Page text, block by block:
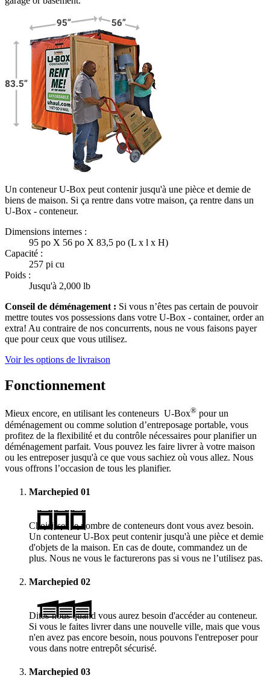
Un conteneur U-Box peut contenir jusqu'à une pièce et demie de
biens de maison. Si ça rentre dans votre maison, ça rentre dans un
U-Box - conteneur.
Dimensions internes :
95 po X 56 po X 83,5 po (L x l x H)
Capacité :
257 pi cu
Poids :
Jusqu'à 2,000 lb
Conseil de déménagement : Si vous n’êtes pas certain de pouvoir
mettre toutes vos possessions dans votre U-Box - container, order an
extra! Au contraire de nos concurrents, nous ne vous faisons payer
que pour ceux que vous utilisez.
Voir les options de livraison
Fonctionnement
Mieux encore, en utilisant les conteneurs U-Box® pour un
déménagement ou comme solution d’entreposage portable, vous
profitez de la flexibilité et du contrôle nécessaires pour planifier un
déménagement parfait. Vous pouvez les faire livrer à votre maison
ou les entreposer jusqu'à ce que vous sachiez où vous allez. Nous
vous offrons l’occasion de tous les planifier.
Marchepied 01
Choisissez le nombre de conteneurs dont vous avez besoin.
Un conteneurU-Box peut contenir jusqu'à une pièce et demie
d'objets de la maison. En cas de doute, commandez un de
plus. Nous ne vous le facturerons pas si vous ne l’utilisez pas.
Marchepied 02
Dites-nous quand vous aurez besoin d'accéder au conteneur.
Si vous le faites livrer dans une nouvelle ville, mais que vous
n'en avez pas encore besoin, nous pouvons l'entreposer pour
vous dans notre entrepôt sécurisé.
Marchepied 03